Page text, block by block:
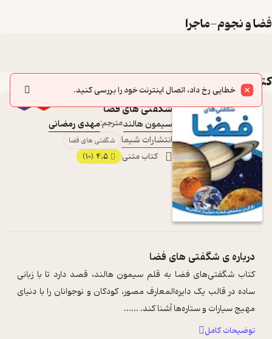
فضا و نجوم-ماجرا
کتاب‌های این لیست
شگفتی های فضا
سیمون هالندمترجم:مهدی رمضانی
انتشارات شیما
شگفتی های فضا
کتاب متنی 4.5
(10)
درباره ی شگفتی های فضا
کتاب شگفتی‌های فضا به قلم سیمون هالند، قصد دارد تا با زبانی
ساده در قالب یک دایره‌المعارف مصور، کودکان و نوجوانان را با دنیای
مهیج سیارات و ستاره‌ها آشنا کند. ......
توضیحات کامل